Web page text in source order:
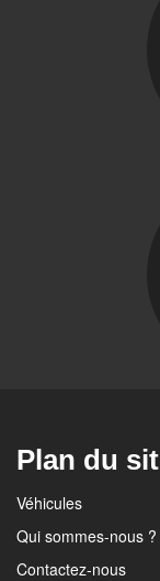
Plan du
Véhicules
Qui sommes-nous ?
Contactez-nous